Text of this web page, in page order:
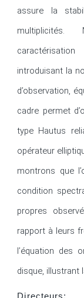
assure la
introduisant la
d’observation,
cadre permet
type Hautus
opérateur
montrons que
condition
propres
rapport à leurs
l’équation des
Directeurs: